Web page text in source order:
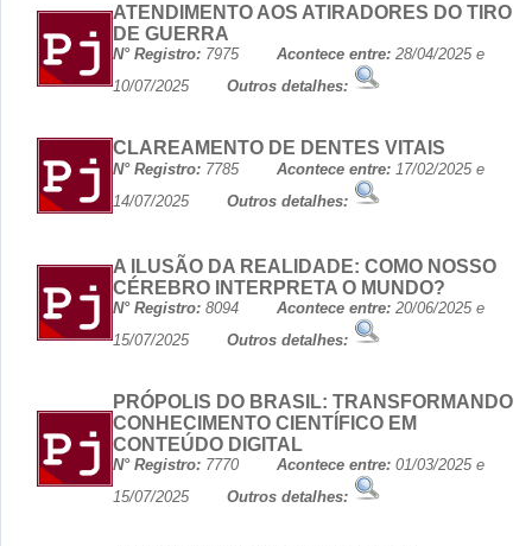
ATENDIMENTO AOS ATIRADORES DO TIRO
DE GUERRA
N° Registro: 7975 Acontece entre: 28/04/2025 e
10/07/2025 Outros detalhes:
CLAREAMENTO DE DENTES VITAIS
N° Registro: 7785 Acontece entre: 17/02/2025 e
14/07/2025 Outros detalhes:
A ILUSÃO DA REALIDADE: COMO NOSSO
CÉREBRO INTERPRETA O MUNDO?
N° Registro: 8094 Acontece entre: 20/06/2025 e
15/07/2025 Outros detalhes:
PRÓPOLIS DO BRASIL: TRANSFORMANDO
CONHECIMENTO CIENTÍFICO EM
CONTEÚDO DIGITAL
N° Registro: 7770 Acontece entre: 01/03/2025 e
15/07/2025 Outros detalhes: